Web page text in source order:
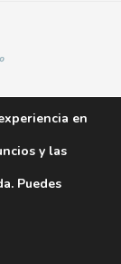
en
y las
Puedes